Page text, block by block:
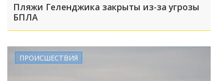
Пляжи Геленджика закрыты из-за угрозы
БПЛА
ПРОИСШЕСТВИЯ